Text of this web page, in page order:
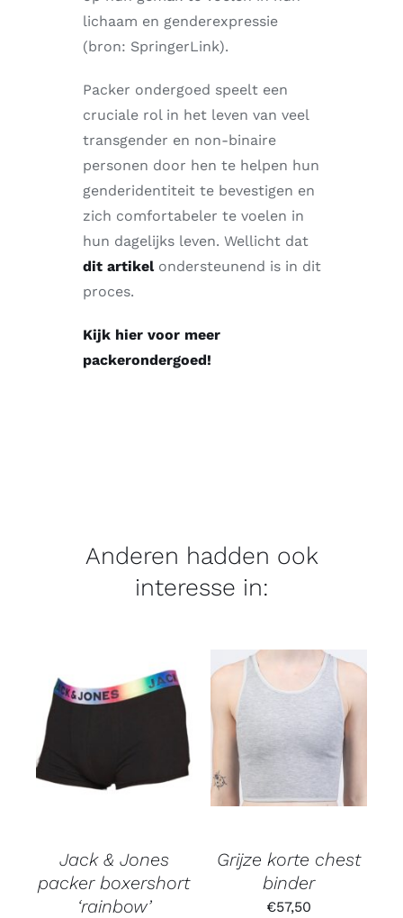
lichaam en genderexpressie
(bron: SpringerLink).
Packer ondergoed speelt een
cruciale rol in het leven van veel
transgender en non-binaire
personen door hen te helpen hun
genderidentiteit te bevestigen en
zich comfortabeler te voelen in
hun dagelijks leven. Wellicht dat
dit artikelondersteunend is in dit
proces.
Kijk hier voor meer
packerondergoed!
Anderen hadden ook
interesse in:
Jack & Jones
packer boxershort
‘rainbow’
Grijze korte chest
binder
€57,50